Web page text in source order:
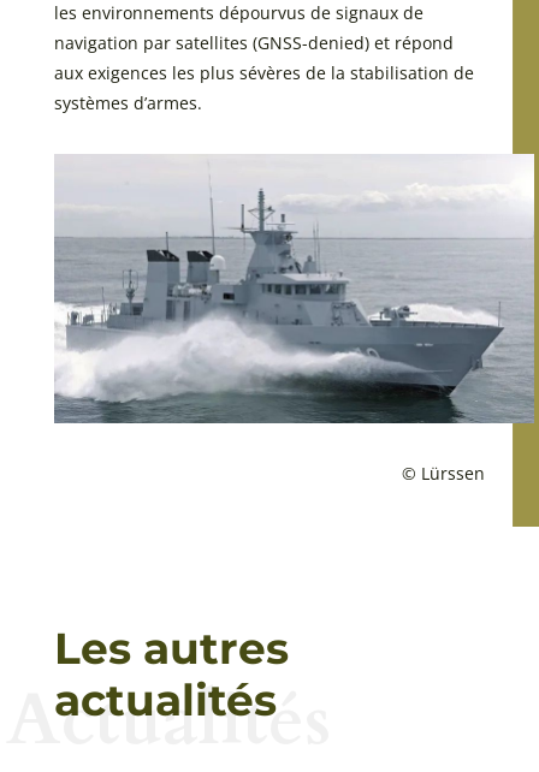
les environnements dépourvus de signaux de
navigation par satellites (GNSS-denied) et répond
aux exigences les plus sévères de la stabilisation de
systèmes d’armes.
© Lürssen
Les autres
actualités
Actualités